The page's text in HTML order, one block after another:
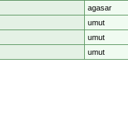
agasar
umut
umut
umut